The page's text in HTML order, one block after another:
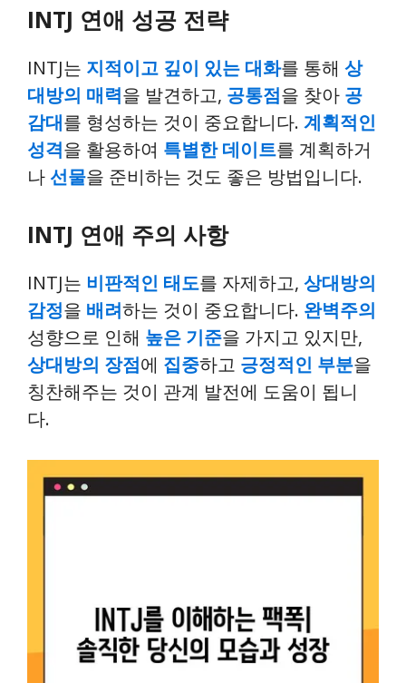
INTJ 연애 성공 전략
INTJ는 지적이고 깊이 있는 대화를 통해 상
대방의 매력을 발견하고, 공통점을 찾아 공
감대를 형성하는 것이 중요합니다. 계획적인
성격을 활용하여 특별한 데이트를 계획하거
나 선물을 준비하는 것도 좋은 방법입니다.
INTJ 연애 주의 사항
INTJ는 비판적인 태도를 자제하고, 상대방의
감정을 배려하는 것이 중요합니다. 완벽주의
성향으로 인해 높은 기준을 가지고 있지만,
상대방의 장점에 집중하고 긍정적인 부분을
칭찬해주는 것이 관계 발전에 도움이 됩니
다.